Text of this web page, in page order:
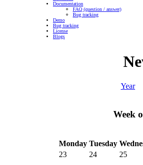
Documentation
FAQ (question / answer)
Bug tracking
Demo
Bug tracking
License
Blogs
Year
Week
Monday Tuesday
23
24 25